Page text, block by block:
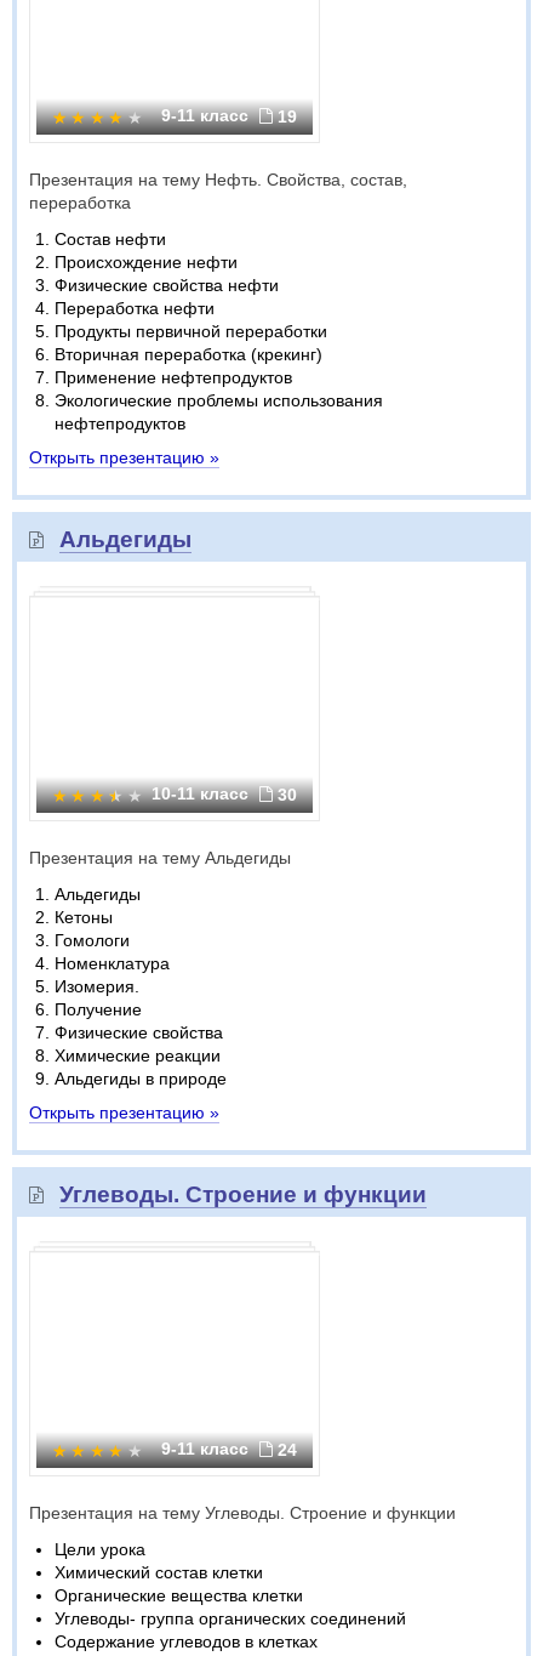
9-11 класс 19
Презентация на тему Нефть. Свойства, состав,
переработка
Состав нефти
Происхождение нефти
Физические свойства нефти
Переработка нефти
Продукты первичной переработки
Вторичная переработка (крекинг)
Применение нефтепродуктов
Экологические проблемы использования
нефтепродуктов
Открыть презентацию »
Альдегиды
10-11 класс 30
Презентация на тему Альдегиды
Альдегиды
Кетоны
Гомологи
Номенклатура
Изомерия.
Получение
Физические свойства
Химические реакции
Альдегиды в природе
Открыть презентацию »
Углеводы. Строение и функции
9-11 класс 24
Презентация на тему Углеводы. Строение и функции
Цели урока
Химический состав клетки
Органические вещества клетки
Углеводы- группа органических соединений
Содержание углеводов в клетках